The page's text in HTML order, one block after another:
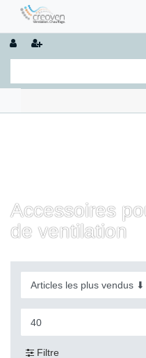
Accessoires
de ventilation
Filtre